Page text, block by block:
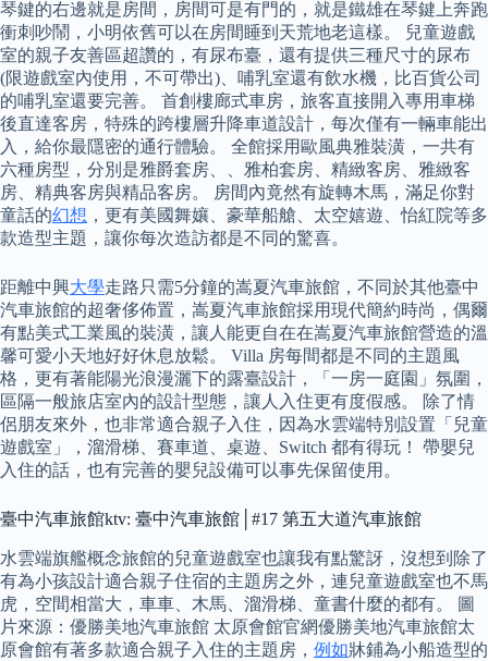
琴鍵的右邊就是房間，房間可是有門的，就是鐵雄在琴鍵上奔跑
衝刺吵鬧，小明依舊可以在房間睡到天荒地老這樣。 兒童遊戲
室的親子友善區超讚的，有尿布臺，還有提供三種尺寸的尿布
(限遊戲室內使用，不可帶出)、哺乳室還有飲水機，比百貨公司
的哺乳室還要完善。 首創樓廊式車房，旅客直接開入專用車梯
後直達客房，特殊的跨樓層升降車道設計，每次僅有一輛車能出
入，給你最隱密的通行體驗。 全館採用歐風典雅裝潢，一共有
六種房型，分別是雅爵套房、、雅柏套房、精緻客房、雅緻客
房、精典客房與精品客房。 房間內竟然有旋轉木馬，滿足你對
童話的幻想 ，更有美國舞孃、豪華船艙、太空嬉遊、怡紅院等多
款造型主題，讓你每次造訪都是不同的驚喜。
距離中興大學走路只需5分鐘的嵩夏汽車旅館，不同於其他臺中
汽車旅館的超奢侈佈置，嵩夏汽車旅館採用現代簡約時尚，偶爾
有點美式工業風的裝潢，讓人能更自在在嵩夏汽車旅館營造的溫
馨可愛小天地好好休息放鬆。 Villa 房每間都是不同的主題風
格，更有著能陽光浪漫灑下的露臺設計，「一房一庭園」氛圍，
區隔一般旅店室內的設計型態，讓人入住更有度假感。 除了情
侶朋友來外，也非常適合親子入住，因為水雲端特別設置「兒童
遊戲室」，溜滑梯、賽車道、桌遊、Switch 都有得玩！ 帶嬰兒
入住的話，也有完善的嬰兒設備可以事先保留使用。
臺中汽車旅館ktv: 臺中汽車旅館│#17 第五大道汽車旅館
水雲端旗艦概念旅館的兒童遊戲室也讓我有點驚訝，沒想到除了
有為小孩設計適合親子住宿的主題房之外，連兒童遊戲室也不馬
虎，空間相當大，車車、木馬、溜滑梯、童書什麼的都有。 圖
片來源：優勝美地汽車旅館 太原會館官網優勝美地汽車旅館太
原會館有著多款適合親子入住的主題房， 例如牀鋪為小船造型的